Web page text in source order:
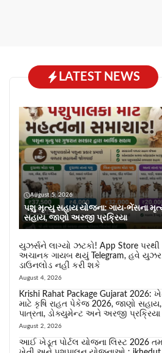
LATEST NEWS
August 5, 2026
પશુ મૃત્યુ સહાય યોજના: ગાય-ભેંસના
સહાય, જાણો અરજી પ્રક્રિયા
યુઝર્સને લાગ્યો ઝટકો! App Store પરથી
અચાનક ગાયબ થયું Telegram, હવે યુઝર
ડાઉનલોડ નહીં કરી શકે
August 4, 2026
Krishi Rahat Package Gujarat 2026:
માટે કૃષિ રાહત પેકેજ 2026, જાણો સહાય,
પાત્રતા, ડોક્યુમેન્ટ અને અરજી પ્રક્રિયા
August 2, 2026
આઈ ખેડૂત પોર્ટલ યોજના લિસ્ટ 2026